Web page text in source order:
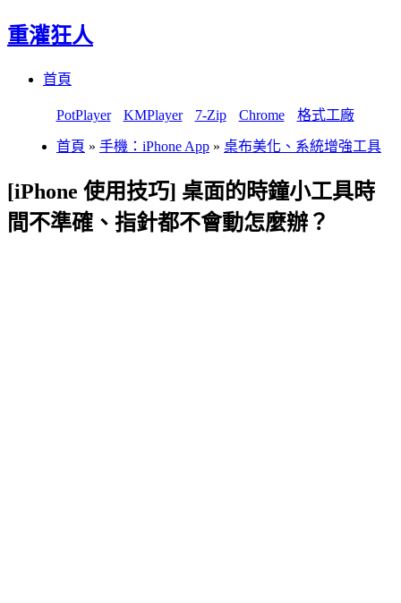
重灌狂人
首頁
PotPlayer KMPlayer 7-Zip Chrome 格式工廠
首頁 » 手機：iPhone App » 桌布美化、系統增強工具
[iPhone 使用技巧] 桌面的時鐘小工具時
間不準確、指針都不會動怎麼辦？